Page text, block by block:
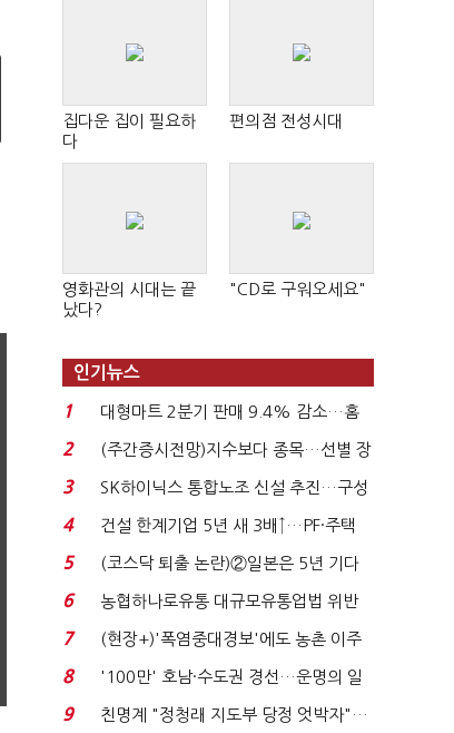
집다운 집이 필요하
다
편의점 전성시대
영화관의 시대는 끝
났다?
"CD로 구워오세요"
인기뉴스
1
대형마트 2분기 판매 9.4% 감소…홈
플러스 사태 여파...
2
(주간증시전망)지수보다 종목…선별 장
세 이어진다...
3
SK하이닉스 통합노조 신설 추진…구성
원 간 성과급 불...
4
건설 한계기업 5년 새 3배↑…PF·주택
침체에 재무 ...
5
(코스닥 퇴출 논란)②일본은 5년 기다
려주는데 우리는 ...
6
농협하나로유통 대규모유통업법 위반
적발…공정위, 과...
7
(현장+)'폭염중대경보'에도 농촌 이주
노동자는 강행군…'야...
8
'100만' 호남·수도권 경선…운명의 일
주일
9
친명계 "정청래 지도부 당정 엇박자"…